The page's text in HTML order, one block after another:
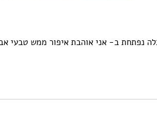
נפתחת ב- אני אוהבת איפור ממש טבעי